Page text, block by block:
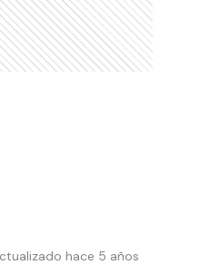
hace 5 años